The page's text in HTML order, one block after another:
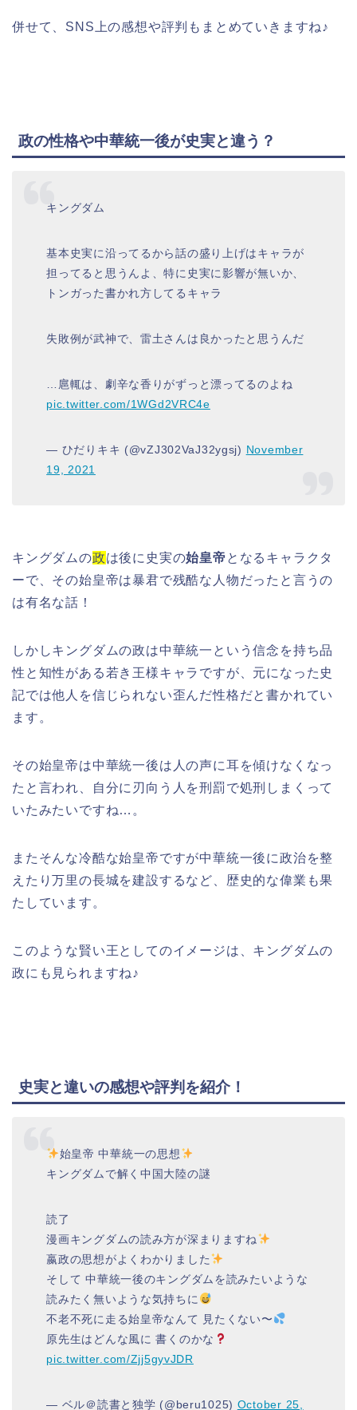
併せて、SNS上の感想や評判もまとめていきますね♪
政の性格や中華統一後が史実と違う？
キングダム
基本史実に沿ってるから話の盛り上げはキャラが
担ってると思うんよ、特に史実に影響が無いか、
トンガった書かれ方してるキャラ
失敗例が武神で、雷土さんは良かったと思うんだ
…扈輒は、劇辛な香りがずっと漂ってるのよね
pic.twitter.com/1WGd2VRC4e
— ひだりキキ (@vZJ302VaJ32ygsj) November
19, 2021
キングダムの政は後に史実の始皇帝となるキャラクタ
ーで、その始皇帝は暴君で残酷な人物だったと言うの
は有名な話！
しかしキングダムの政は中華統一という信念を持ち品
性と知性がある若き王様キャラですが、元になった史
記では他人を信じられない歪んだ性格だと書かれてい
ます。
その始皇帝は中華統一後は人の声に耳を傾けなくなっ
たと言われ、自分に刃向う人を刑罰で処刑しまくって
いたみたいですね…。
またそんな冷酷な始皇帝ですが中華統一後に政治を整
えたり万里の長城を建設するなど、歴史的な偉業も果
たしています。
このような賢い王としてのイメージは、キングダムの
政にも見られますね♪
史実と違いの感想や評判を紹介！
始皇帝 中華統一の思想
キングダムで解く中国大陸の謎
読了
漫画キングダムの読み方が深まりますね
嬴政の思想がよくわかりました
そして 中華統一後のキングダムを読みたいような
読みたく無いような気持ちに
不老不死に走る始皇帝なんて 見たくない〜
原先生はどんな風に 書くのかな
pic.twitter.com/Zjj5gyvJDR
— ベル＠読書と独学 (@beru1025) October 25,